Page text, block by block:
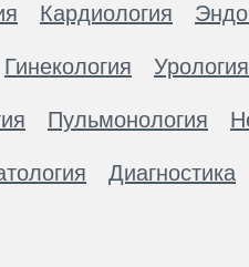
Кардиология
Гинекология Урология
Пульмонология
Диагностика